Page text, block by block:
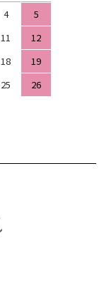
4
5
11
12
18
19
25
26